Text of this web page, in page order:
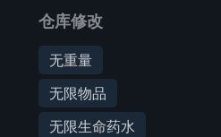
仓库修改
无重量
无限物品
无限生命药水